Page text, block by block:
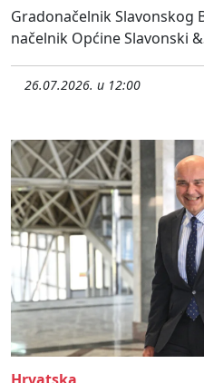
Gradonačelnik Slavonskog
načelnik Općine Slavonski
26.07.2026. u 12:00